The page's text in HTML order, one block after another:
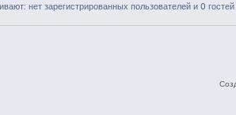
нет зарегистрированных пользователей и 0 гостей